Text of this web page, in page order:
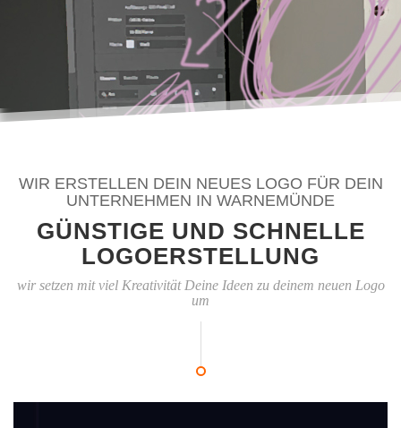
WIR ERSTELLEN DEIN NEUES LOGO FÜR DEIN
UNTERNEHMEN IN WARNEMÜNDE
GÜNSTIGE UND SCHNELLE
LOGOERSTELLUNG
wir setzen mit viel Kreativität Deine Ideen zu deinem neuen Logo
um